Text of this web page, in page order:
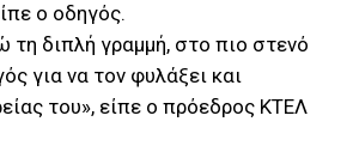
ο οδηγός.
τη διπλή γραμμή, στο πιο στενό
για να τον φυλάξει και
του», είπε ο πρόεδρος ΚΤΕΛ